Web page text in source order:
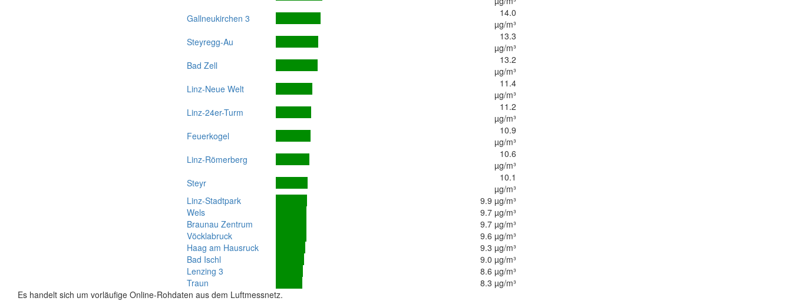
Gallneukirchen 3
14.0
µg/m³
Steyregg-Au
13.3
µg/m³
Bad Zell
13.2
µg/m³
Linz-Neue Welt
11.4
µg/m³
Linz-24er-Turm
11.2
µg/m³
Feuerkogel
10.9
µg/m³
Linz-Römerberg
10.6
µg/m³
Steyr
10.1
µg/m³
Linz-Stadtpark
9.9 µg/m³
Wels
9.7 µg/m³
Braunau Zentrum
9.7 µg/m³
Vöcklabruck
9.6 µg/m³
Haag am Hausruck
9.3 µg/m³
Bad Ischl
9.0 µg/m³
Lenzing 3
8.6 µg/m³
Traun
8.3 µg/m³
Es handelt sich um vorläufige Online-Rohdaten aus dem Luftmessnetz.